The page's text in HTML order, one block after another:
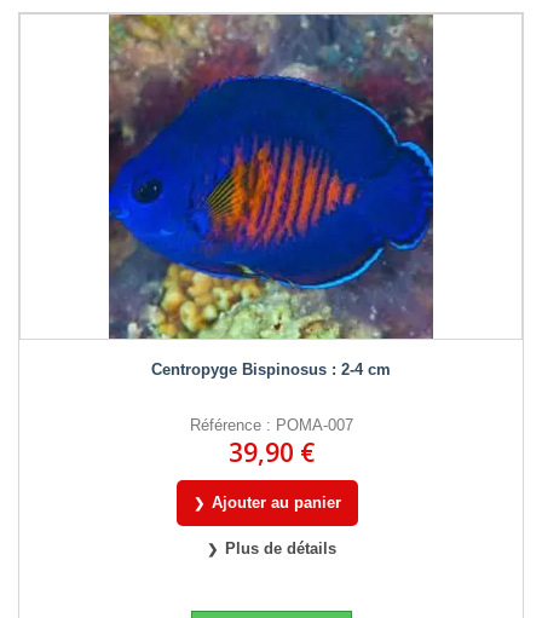
Centropyge Bispinosus : 2-4 cm
Référence : POMA-007
39,90 €
Ajouter au panier
Plus de détails